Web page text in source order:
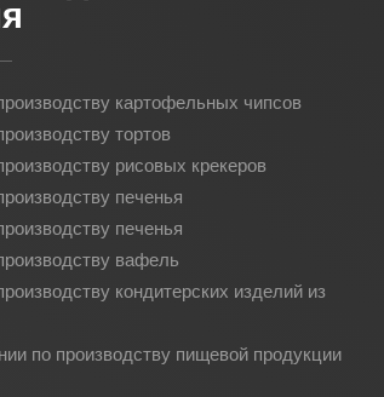
картофельных чипсов
тортов
рисовых крекеров
печенья
печенья
вафель
кондитерских изделий из
по производству пищевой продукции